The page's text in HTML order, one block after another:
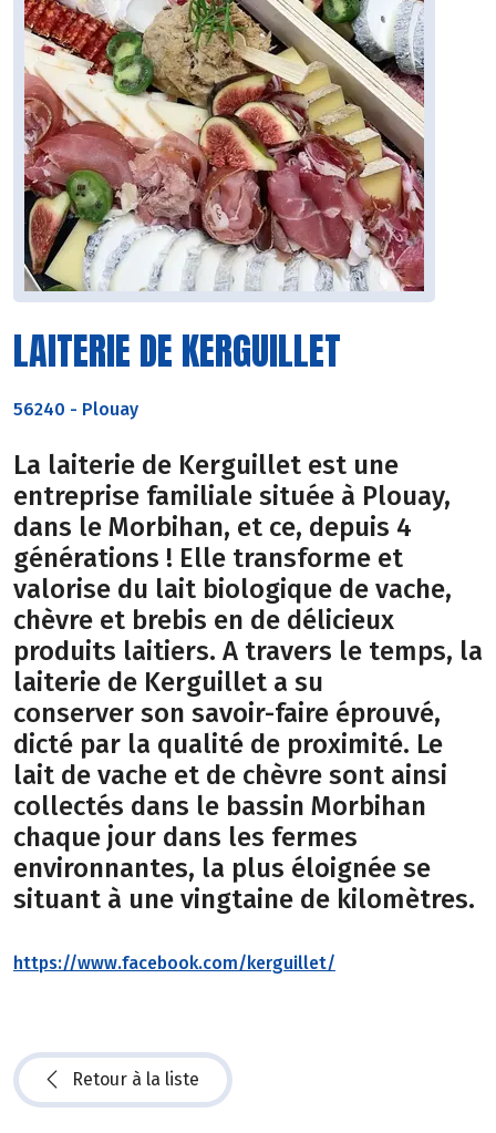
LAITERIE DE KERGUILLET
56240 - Plouay
La laiterie de Kerguillet est une
entreprise familiale située à Plouay,
dans le Morbihan, et ce, depuis 4
générations ! Elle transforme et
valorise du lait biologique de vache,
chèvre et brebis en de délicieux
produits laitiers. A travers le temps, la
laiterie de Kerguillet a su
conserver son savoir-faire éprouvé,
dicté par la qualité de proximité. Le
lait de vache et de chèvre sont ainsi
collectés dans le bassin Morbihan
chaque jour dans les fermes
environnantes, la plus éloignée se
situant à une vingtaine de kilomètres.
https://www.facebook.com/kerguillet/
Retour à la liste